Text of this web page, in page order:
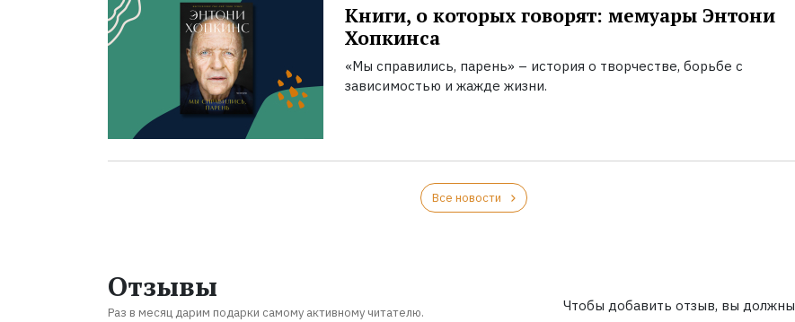
Книги, о которых говорят: мемуары Энтони
Хопкинса
«Мы справились, парень» – история о творчестве, борьбе с
зависимостью и жажде жизни.
Все новости
Отзывы
Раз в месяц дарим подарки самому активному читателю.
Чтобы добавить отзыв, вы должны